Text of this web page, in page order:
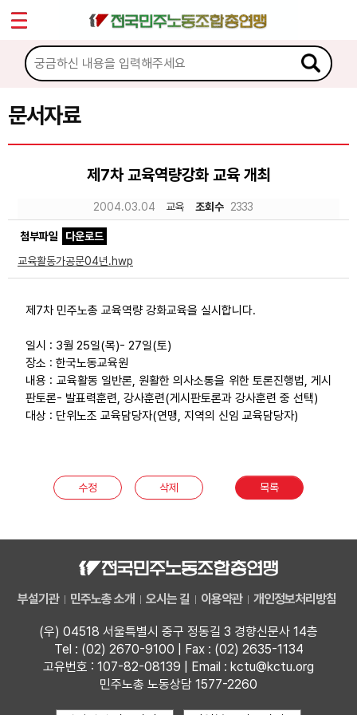
문서자료
제7차 교육역량강화 교육 개최
2004.03.04 교육 조회수 2333
첨부파일
다운로드
교육활동가공문04년.hwp
제7차 민주노총 교육역량 강화교육을 실시합니다.
일시 : 3월 25일(목)- 27일(토)
장소 : 한국노동교육원
내용 : 교육활동 일반론, 원활한 의사소통을 위한 토론진행법, 게시
판토론- 발표력훈련, 강사훈련(게시판토론과 강사훈련 중 선택)
대상 : 단위노조 교육담당자(연맹, 지역의 신임 교육담당자)
수정 삭제 목록
부설기관 민주노총 소개 오시는 길 이용약관 개인정보처리방침
(우) 04518 서울특별시 중구 정동길 3 경향신문사 14층
Tel : (02) 2670-9100 | Fax : (02) 2635-1134
고유번호 : 107-82-08139 | Email : kctu@kctu.org
민주노총 노동상담 1577-2260
마이페이지
소개
소식
문서자료
미디어자료
부설기관
업무
Sketchbook5, 스케치북5
Sketchbook5, 스케치북5